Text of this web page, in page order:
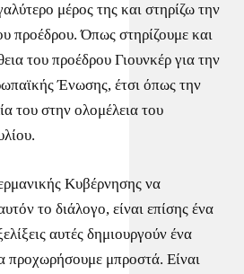
μέρος της και στηρίζω την
προέδρου. Όπως στηρίζουμε και
του προέδρου Γιουνκέρ για την
Ένωσης, έτσι όπως την
του στην ολομέλεια του
Κυβέρνησης να
το διάλογο, είναι επίσης ένα
αυτές δημιουργούν ένα
προχωρήσουμε μπροστά. Είναι